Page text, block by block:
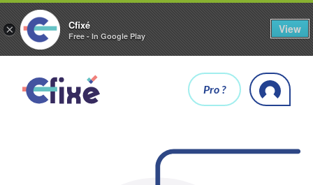
× Cfixé
Free - In Google Play
View
Pro ?